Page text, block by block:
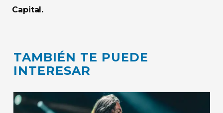
Capital.
TAMBIÉN TE PUEDE
INTERESAR